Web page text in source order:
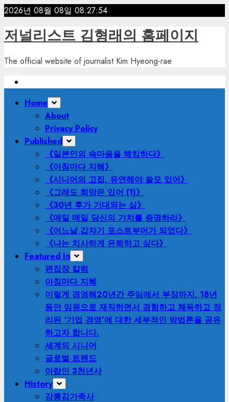
Skip
content
2026년 08월 08일 08:27:56
저널리스트 김형래의 홈페이지
The official website of journalist Kim Hyeong-rae
PrimaryHome
About
Privacy Policy
Published
《일본인의 속마음을 해킹하다》
《아침마다 지혜》
《시니어의 고집, 유연해야 쓸모 있어》
《그래도 희망은 있어 (1)》
《30년 후가 기대되는 삶》
《매일 매일 당신의 가치를 증명하라》
《어느날 갑자기 포스트부머가 되었다》
《나는 치사하게 은퇴하고 싶다》
Featured In
편집장 칼럼
아침마다 지혜
이렇게 경영해20년간 주임에서 부장까지, 18년
동안 임원으로 재직하면서 경험하고 체득하고 정
리된 ‘기업 경영’에 대한 세부적인 방법론을 공유
하고자 합니다.
세계의 시니어
글로벌 트렌드
아랍인 3천년사
History
강릉김가족사